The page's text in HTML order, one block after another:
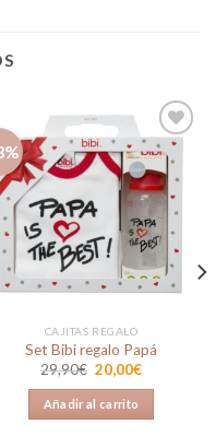
Añadir
a la
lista de
deseos
CAJITAS REGALO
Set Bibi regalo Papá
29,90€ El
precio
original
era:
29,90€.
20,00€El
20,00€.
Añadir al carrito